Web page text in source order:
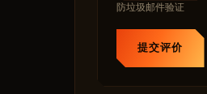
自定义颜色：队伍
玩家透视过滤器
跳过倒地 / 队友 / 机
防垃圾邮件验证
提交评价